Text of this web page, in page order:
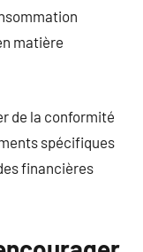
matière
de la conformité
spécifiques
financières